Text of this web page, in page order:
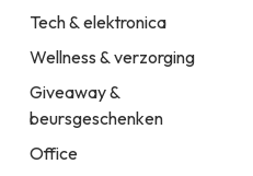
Tech & elektronica
Wellness & verzorging
Giveaway &
beursgeschenken
Office